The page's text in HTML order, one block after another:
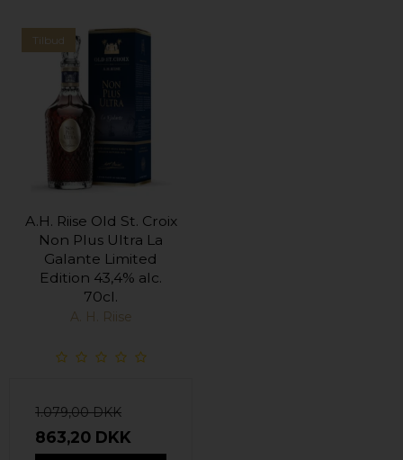
Tilbud
A.H. Riise Old St. Croix
Non Plus Ultra La
Galante Limited
Edition 43,4% alc.
70cl.
A. H. Riise
1.079,00 DKK
863,20 DKK